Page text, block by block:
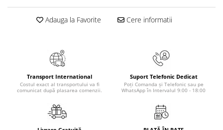
Articole scolare
Ghiozdane si Penare scolare
Instrumente de scris
Instrumente si Truse Geometrie
Consumabile & Accesorii
Adauga la Favorite Cere informatii
Transport International
Costul exact al transportului va fi
comunicat după plasarea comenzii.
Suport Telefonic Dedicat
Poți Comanda și Telefonic sau pe
WhatsApp în Intervalul 9:00 - 18:00